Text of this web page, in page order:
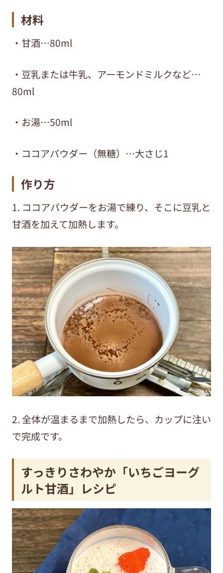
材料
・甘酒…80ml
・豆乳または牛乳、アーモンドミルクなど…
80ml
・お湯…50ml
・ココアパウダー（無糖）…大さじ1
作り方
1. ココアパウダーをお湯で練り、そこに豆乳と
甘酒を加えて加熱します。
2. 全体が温まるまで加熱したら、カップに注い
で完成です。
すっきりさわやか「いちごヨーグ
ルト甘酒」レシピ